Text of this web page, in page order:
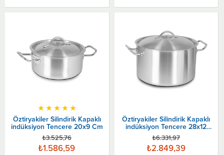
Öztiryakiler Silindirik Kapaklı
indüksiyon Tencere 20x9 Cm
★★★★★
₺1.586,59
₺3.525,76
Öztiryakiler Silindirik Kapaklı
indüksiyon Tencere 28x12
Cm
₺2.849,39
₺6.331,97